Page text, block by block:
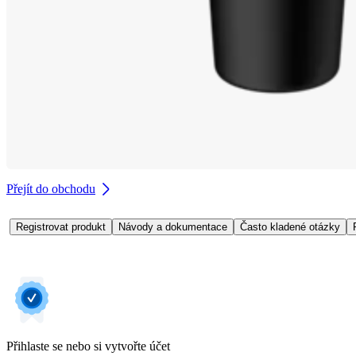
Přejít do obchodu
Registrovat produkt Návody a dokumentace Často kladené otázky
Přihlaste se nebo si vytvořte účet